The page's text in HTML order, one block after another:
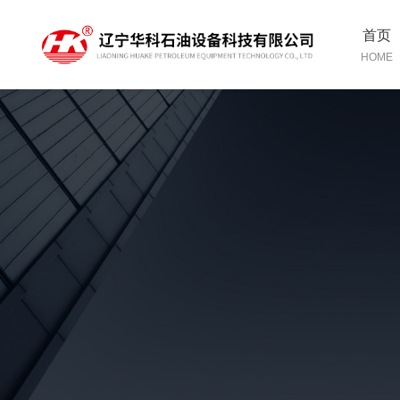
首页
HOME